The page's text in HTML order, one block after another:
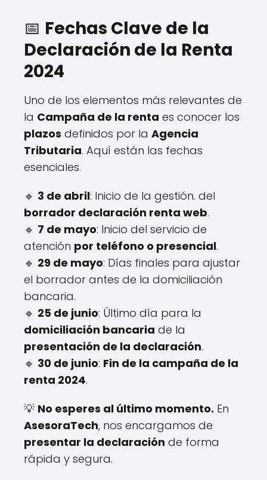
📅 Fechas Clave de la
Declaración de la Renta
2024
Uno de los elementos más relevantes de
la Campaña de la renta es conocer los
plazos definidos por la Agencia
Tributaria. Aquí están las fechas
esenciales.
🔹 3 de abril: Inicio de la gestión. del
borrador declaración renta web.
🔹 7 de mayo: Inicio del servicio de
atención por teléfono o presencial.
🔹 29 de mayo: Días finales para ajustar
el borrador antes de la domiciliación
bancaria.
🔹 25 de junio: Último día para la
domiciliación bancaria de la
presentación de la declaración.
🔹 30 de junio: Fin de la campaña de la
renta 2024.
💡 No esperes al último momento. En
AsesoraTech, nos encargamos de
presentar la declaración de forma
rápida y segura.